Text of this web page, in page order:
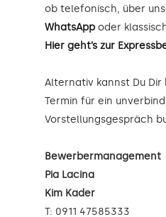
ob telefonisch, über
WhatsApp oder
Hier geht’s zur
Alternativ kannst Du Dir
Termin für ein
Vorstellungsgespräch
Bewerbermanagement
Pia Lacina
Kim Kader
T: 0911 47585333